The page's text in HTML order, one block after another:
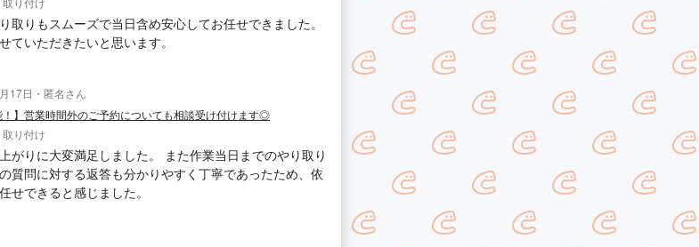
取りもスムーズで当日含め安心してお任せできました。
ていただきたいと思います。
17日・匿名さん
！】営業時間外のご予約についても相談受け付けます◎
り付け
がりに大変満足しました。 また作業当日までのやり取り
質問に対する返答も分かりやすく丁寧であったため、依
せできると感じました。